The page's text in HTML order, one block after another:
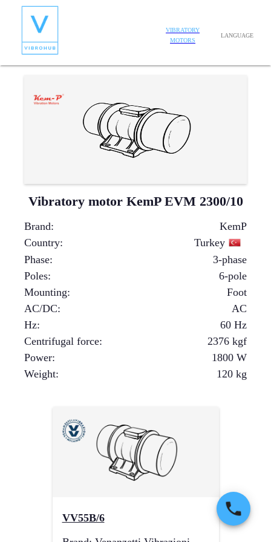
VIBRATORY
MOTORS
LANGUAGE
Vibratory motor KemP EVM 2300/10
Brand:
KemP
Country:
Turkey
Phase:
3-phase
Poles:
6-pole
Mounting:
Foot
AC/DC:
AC
Hz:
60 Hz
Centrifugal force: 2376 kgf
Power: 1800 W
Weight: 120 kg
VV55B/6